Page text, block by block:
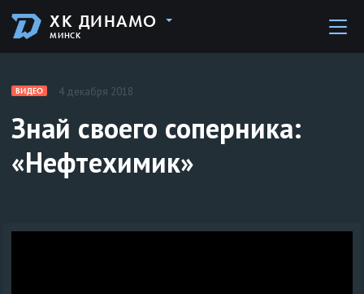
ХК ДИНАМО
МИНСК
ВИДЕО 4 декабря 2018
Знай своего соперника:
«Нефтехимик»